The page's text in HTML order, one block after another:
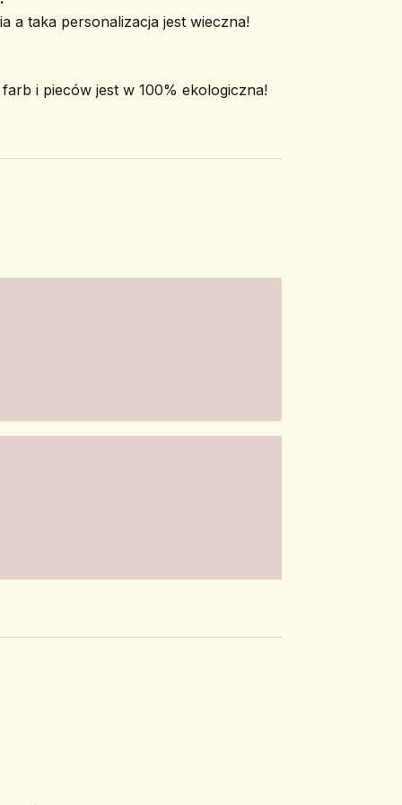
a taka personalizacja jest wieczna!
i pieców jest w 100% ekologiczna!